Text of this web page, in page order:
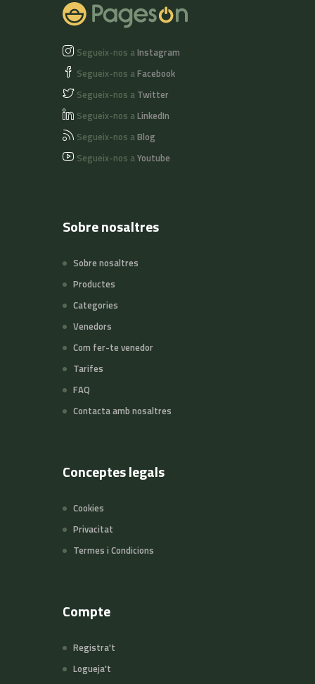
Segueix-nos aInstagram
Segueix-nos aFacebook
Segueix-nos a Twitter
Segueix-nos aLinkedIn
Segueix-nos aBlog
Segueix-nos aYoutube
Sobre nosaltres
Sobre nosaltres
Productes
Categories
Venedors
Com fer-te venedor
Tarifes
FAQ
Contacta amb nosaltres
Conceptes legals
Cookies
Privacitat
Termes i Condicions
Compte
Registra't
Logueja't